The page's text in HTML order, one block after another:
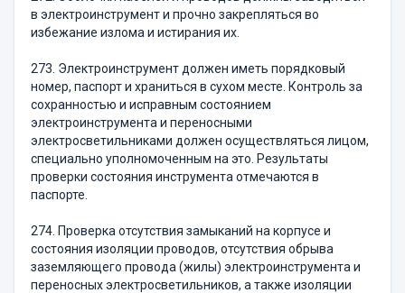
в электроинструмент и прочно закрепляться во
избежание излома и истирания их.
273. Электроинструмент должен иметь порядковый
номер, паспорт и храниться в сухом месте. Контроль за
сохранностью и исправным состоянием
электроинструмента и переносными
электросветильниками должен осуществляться лицом,
специально уполномоченным на это. Результаты
проверки состояния инструмента отмечаются в
паспорте.
274. Проверка отсутствия замыканий на корпусе и
состояния изоляции проводов, отсутствия обрыва
заземляющего провода (жилы) электроинструмента и
переносных электросветильников, а также изоляции